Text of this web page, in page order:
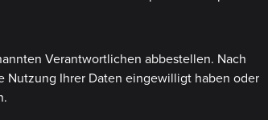
Verantwortlichen abbestellen. Nach
Nutzung Ihrer Daten eingewilligt haben oder